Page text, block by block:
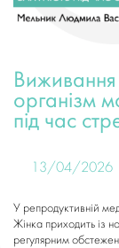
організм
під час
13/04/2026
У репродуктивній
Жінка приходить із
регулярним